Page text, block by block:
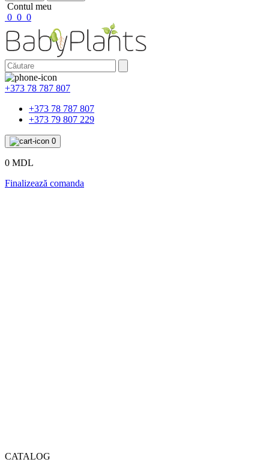
Contul meu
0 0 0
+373 78 787 807
+373 78 787 807
+373 79 807 229
0
0 MDL
Finalizează comanda
CATALOG